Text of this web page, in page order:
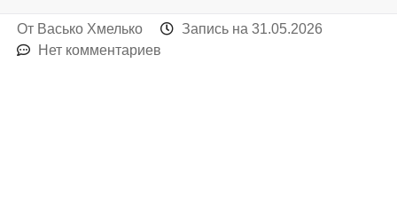
От Васько Хмелько Запись на31.05.2026
Нет комментариев